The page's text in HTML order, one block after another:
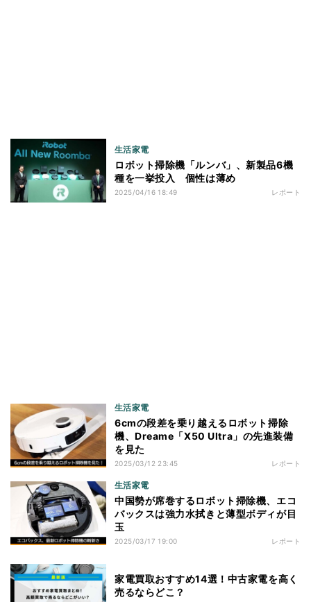
生活家電
ロボット掃除機「ルンバ」、新製品6機
種を一挙投入 個性は薄め
2025/04/16 18:49 レポート
生活家電
6cmの段差を乗り越えるロボット掃除
機、Dreame「X50 Ultra」の先進装備
を見た
2025/03/12 23:45 レポート
生活家電
中国勢が席巻するロボット掃除機、エコ
バックスは強力水拭きと薄型ボディが目
玉
2025/03/17 19:00 レポート
家電買取おすすめ14選！中古家電を高く
売るならどこ？